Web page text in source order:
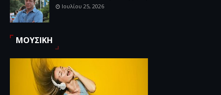
Ιουλίου 25, 2026
ΜΟΥΣΙΚΗ